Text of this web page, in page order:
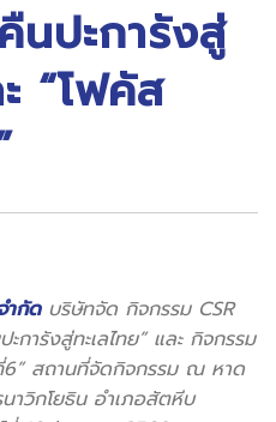
นปะการังสู่
“โฟคัส
ำกัดบริษัทจัด กิจกรรม CSR
การังสู่ทะเลไทย” และ กิจกรรม
6” สถานที่จัดกิจกรรม ณ หาด
าวิกโยธิน อำเภอสัตหีบ